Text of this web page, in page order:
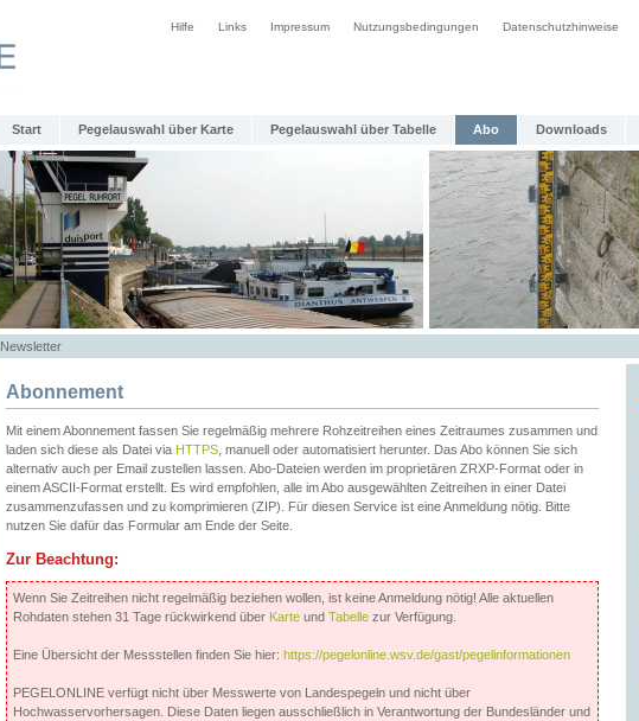
Hilfe Links Impressum Nutzungsbedingungen Datenschutzhinweise
Start Pegelauswahl über Karte Pegelauswahl über Tabelle Abo Downloads
Newsletter
Abonnement
Mit einem Abonnement fassen Sie regelmäßig mehrere Rohzeitreihen eines Zeitraumes zusammen und
laden sich diese als Datei via HTTPS , manuell oder automatisiert herunter. Das Abo können Sie sich
alternativ auch per Email zustellen lassen. Abo-Dateien werden im proprietären ZRXP-Format oder in
einem ASCII-Format erstellt. Es wird empfohlen, alle im Abo ausgewählten Zeitreihen in einer Datei
zusammenzufassen und zu komprimieren (ZIP). Für diesen Service ist eine Anmeldung nötig. Bitte
nutzen Sie dafür das Formular am Ende der Seite.
Zur Beachtung:
Wenn Sie Zeitreihen nicht regelmäßig beziehen wollen, ist keine Anmeldung nötig! Alle aktuellen
Rohdaten stehen 31 Tage rückwirkend über Karte und Tabelle zur Verfügung.
Eine Übersicht der Messstellen finden Sie hier: https://pegelonline.wsv.de/gast/pegelinformationen
PEGELONLINE verfügt nicht über Messwerte von Landespegeln und nicht über
Hochwasservorhersagen. Diese Daten liegen ausschließlich in Verantwortung der Bundesländer und